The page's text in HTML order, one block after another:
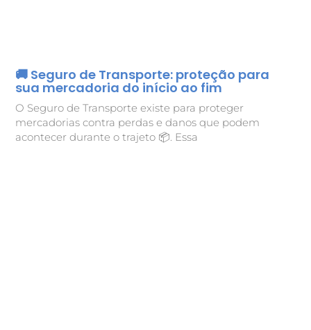
🚚 Seguro de Transporte: proteção para
sua mercadoria do início ao fim
O Seguro de Transporte existe para proteger
mercadorias contra perdas e danos que podem
acontecer durante o trajeto 📦. Essa